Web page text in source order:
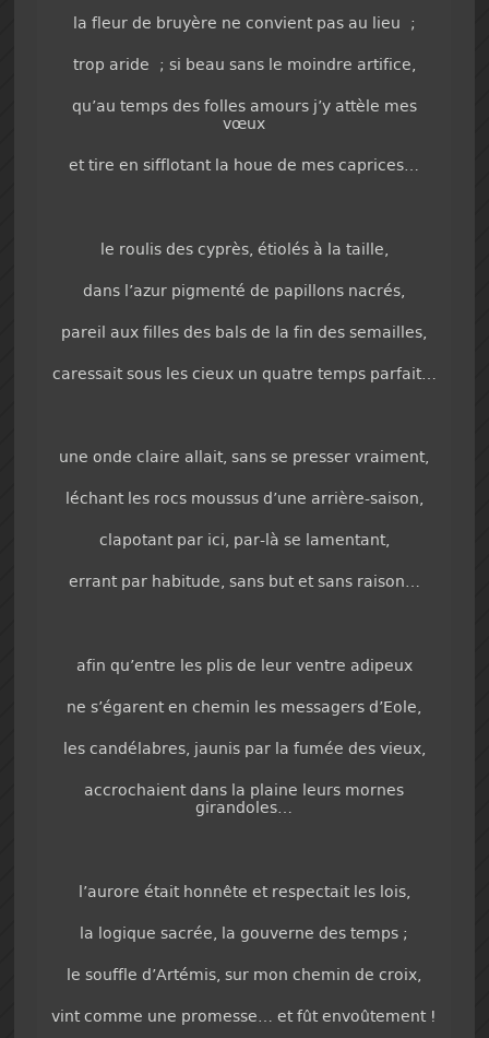
la fleur de bruyère ne convient pas au lieu ;
trop aride ; si beau sans le moindre artifice,
qu’au temps des folles amours j’y attèle mes
vœux
et tire en sifflotant la houe de mes caprices…
le roulis des cyprès, étiolés à la taille,
dans l’azur pigmenté de papillons nacrés,
pareil aux filles des bals de la fin des semailles,
caressait sous les cieux un quatre temps parfait…
une onde claire allait, sans se presser vraiment,
léchant les rocs moussus d’une arrière-saison,
clapotant par ici, par-là se lamentant,
errant par habitude, sans but et sans raison…
afin qu’entre les plis de leur ventre adipeux
ne s’égarent en chemin les messagers d’Eole,
les candélabres, jaunis par la fumée des vieux,
accrochaient dans la plaine leurs mornes
girandoles…
l’aurore était honnête et respectait les lois,
la logique sacrée, la gouverne des temps ;
le souffle d’Artémis, sur mon chemin de croix,
vint comme une promesse… et fût envoûtement !